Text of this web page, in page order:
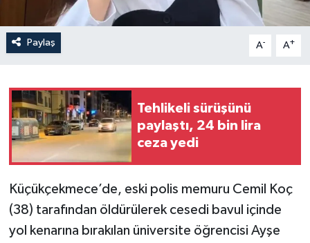
Paylaş A- A+
Tehlikeli sürüşünü
paylaştı, 24 bin lira
ceza yedi
Küçükçekmece’de, eski polis memuru Cemil Koç
(38) tarafından öldürülerek cesedi bavul içinde
yol kenarına bırakılan üniversite öğrencisi Ayşe